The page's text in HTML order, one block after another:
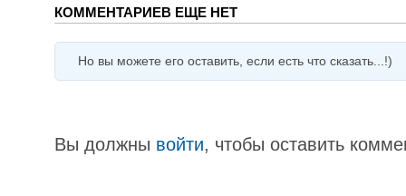
КОММЕНТАРИЕВ ЕЩЕ НЕТ
Но вы можете его оставить, если есть что сказать...!)
Вы должны войти, чтобы оставить